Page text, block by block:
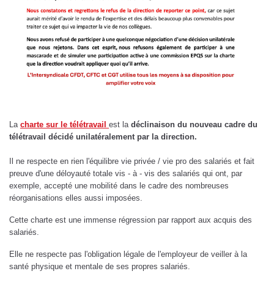
La charte sur le télétravail est la déclinaison du nouveau cadre du
télétravail décidé unilatéralement par la direction.
Il ne respecte en rien l'équilibre vie privée / vie pro des salariés et fait
preuve d'une déloyauté totale vis - à - vis des salariés qui ont, par
exemple, accepté une mobilité dans le cadre des nombreuses
réorganisations elles aussi imposées.
Cette charte est une immense régression par rapport aux acquis des
salariés.
Elle ne respecte pas l'obligation légale de l'employeur de veiller à la
santé physique et mentale de ses propres salariés.